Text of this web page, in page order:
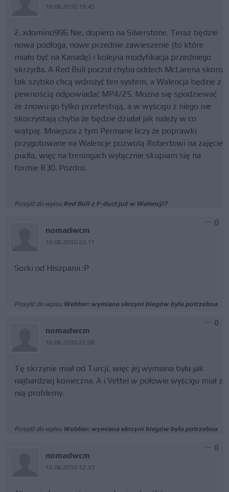
18.06.2010 19:45
2. xdomino996 Nie, dopiero na Silverstone. Teraz będzie
nowa podłoga, nowe przednie zawieszenie (to które
miało być na Kanadę) i kolejna modyfikacja przedniego
skrzydła. A Red Bull poczuł chyba oddech McLarena skoro
tak szybko chcą wdrożyć ten system, a Walencja będzie z
pewnością odpowiadać MP4/25. Można się spodziewać
że znowu go tylko przetestują, a w wyścigu z niego nie
skorzystają chyba że będzie działał jak należy w co
wątpię. Mniejsza z tym Permane liczy że poprawki
przygotowane na Walencje pozwolą Robertowi na zajęcie
pudła, więc na treningach wyłącznie skupiam się na
formie R30. Pozdro.
Przejdź do wpisu Red Bull z F-duct już w Walencji?
nomadwcm
16.06.2010 22:11
0
Sorki od Hiszpanii :P
Przejdź do wpisu Webber: wymiana skrzyni biegów była potrzebna
nomadwcm
16.06.2010 22:08
0
Tę skrzynie miał od Turcji, więc jej wymiana była jak
najbardziej konieczna. A i Vettel w połowie wyścigu miał z
nią problemy.
Przejdź do wpisu Webber: wymiana skrzyni biegów była potrzebna
nomadwcm
16.06.2010 12:33
0